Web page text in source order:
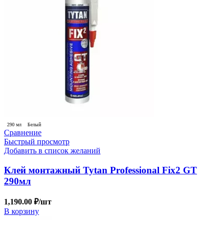
290 мл Белый
Сравнение
Быстрый просмотр
Добавить в список желаний
Клей монтажный Tytan Professional Fix2 GT
290мл
1,190.00 ₽/шт
В корзину